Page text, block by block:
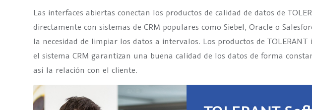
Las interfaces abiertas conectan los productos de calidad de datos de
directamente con sistemas de CRM populares como Siebel, Oracle o
la necesidad de limpiar los datos a intervalos. Los productos de TOLERANT
el sistema CRM garantizan una buena calidad de los datos de forma
así la relación con el cliente.